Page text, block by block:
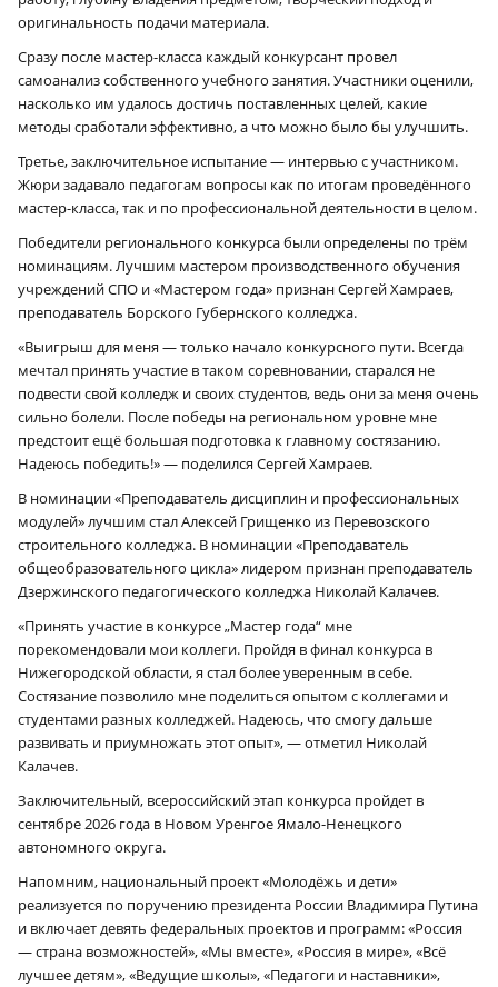
оригинальность подачи материала.
Сразу после мастер-класса каждый конкурсант провел
самоанализ собственного учебного занятия. Участники оценили,
насколько им удалось достичь поставленных целей, какие
методы сработали эффективно, а что можно было бы улучшить.
Третье, заключительное испытание — интервью с участником.
Жюри задавало педагогам вопросы как по итогам проведённого
мастер-класса, так и по профессиональной деятельности в целом.
Победители регионального конкурса были определены по трём
номинациям. Лучшим мастером производственного обучения
учреждений СПО и «Мастером года» признан Сергей Хамраев,
преподаватель Борского Губернского колледжа.
«Выигрыш для меня — только начало конкурсного пути. Всегда
мечтал принять участие в таком соревновании, старался не
подвести свой колледж и своих студентов, ведь они за меня очень
сильно болели. После победы на региональном уровне мне
предстоит ещё большая подготовка к главному состязанию.
Надеюсь победить!» — поделился Сергей Хамраев.
В номинации «Преподаватель дисциплин и профессиональных
модулей» лучшим стал Алексей Грищенко из Перевозского
строительного колледжа. В номинации «Преподаватель
общеобразовательного цикла» лидером признан преподаватель
Дзержинского педагогического колледжа Николай Калачев.
«Принять участие в конкурсе „Мастер года“ мне
порекомендовали мои коллеги. Пройдя в финал конкурса в
Нижегородской области, я стал более уверенным в себе.
Состязание позволило мне поделиться опытом с коллегами и
студентами разных колледжей. Надеюсь, что смогу дальше
развивать и приумножать этот опыт», — отметил Николай
Калачев.
Заключительный, всероссийский этап конкурса пройдет в
сентябре 2026 года в Новом Уренгое Ямало-Ненецкого
автономного округа.
Напомним, национальный проект «Молодёжь и дети»
реализуется по поручению президента России Владимира Путина
и включает девять федеральных проектов и программ: «Россия
— страна возможностей», «Мы вместе», «Россия в мире», «Всё
лучшее детям», «Ведущие школы», «Педагоги и наставники»,